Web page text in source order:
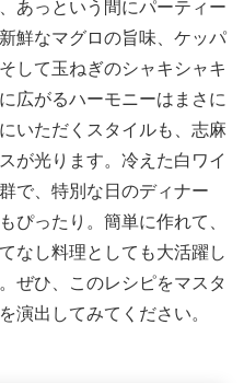
あっという間にパーティー
鮮なマグロの旨味、ケッパ
して玉ねぎのシャキシャキ
広がるハーモニーはまさに
いただくスタイルも、志麻
が光ります。冷えた白ワイ
で、特別な日のディナー
ぴったり。簡単に作れて、
なし料理としても大活躍し
ぜひ、このレシピをマスタ
演出してみてください。